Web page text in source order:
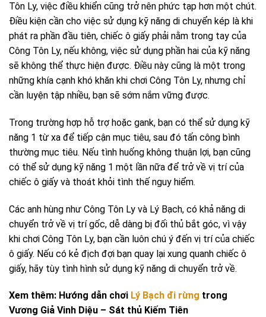
Tôn Ly, việc điều khiển cũng trở nên phức tạp hơn một chút.
Điều kiện cần cho việc sử dụng kỹ năng di chuyển kép là khi
phát ra phần đầu tiên, chiếc ô giấy phải nằm trong tay của
Công Tôn Ly, nếu không, việc sử dụng phần hai của kỹ năng
sẽ không thể thực hiện được. Điều này cũng là một trong
những khía cạnh khó khăn khi chơi Công Tôn Ly, nhưng chỉ
cần luyện tập nhiều, bạn sẽ sớm nắm vững được.
Trong trường hợp hỗ trợ hoặc gank, bạn có thể sử dụng kỹ
năng 1 từ xa để tiếp cận mục tiêu, sau đó tấn công bình
thường mục tiêu. Nếu tình huống không thuận lợi, bạn cũng
có thể sử dụng kỹ năng 1 một lần nữa để trở về vị trí của
chiếc ô giấy và thoát khỏi tình thế nguy hiểm.
Các anh hùng như Công Tôn Ly và Lý Bạch, có khả năng di
chuyển trở về vị trí gốc, dễ dàng bị đối thủ bắt góc, vì vậy
khi chơi Công Tôn Ly, bạn cần luôn chú ý đến vị trí của chiếc
ô giấy. Nếu có kẻ địch đợi bạn quay lại xung quanh chiếc ô
giấy, hãy tùy tình hình sử dụng kỹ năng di chuyển trở về.
Xem thêm: Hướng dẫn chơi Lý Bạch đi rừng trong
Vương Giả Vinh Diệu – Sát thủ Kiếm Tiên